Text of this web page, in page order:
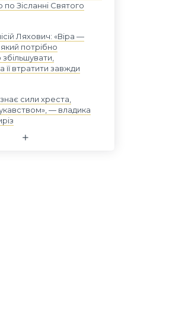
по Зісланні Святого
Ляхович: «Віра —
потрібно
її втратити завжди
сили хреста,
— владика